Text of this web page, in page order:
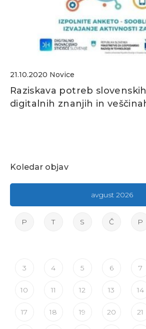
21.10.2020 Novice
Raziskava potreb
digitalnih znanjih in
Koledar objav
avgust 2026
P T S Č P
3 4 5 6 7
10 11 12 13 14
17 18 19 20 21